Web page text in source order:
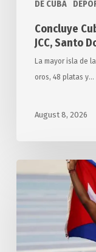
DE CUBA
Concluye
JCC, Santo
La mayor isla de
oros, 48 platas y…
August 8, 2026
con
doradas